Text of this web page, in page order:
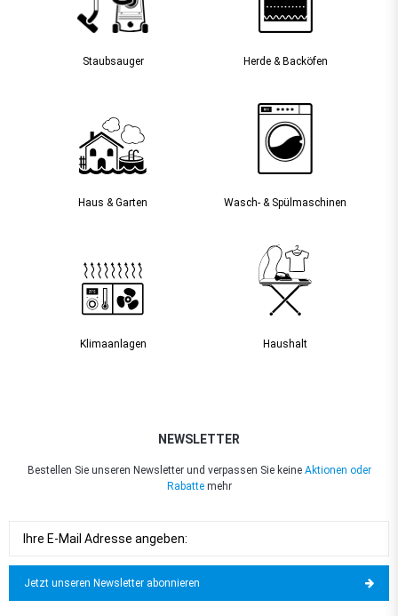
Staubsauger­ Herde & Backöfen
Haus & Garten Wasch- & Spülmaschinen
Klimaanlagen Haushalt
NEWSLETTER
Bestellen Sie unseren Newsletter und verpassen Sie keine Aktionen oder
Rabattemehr
Jetzt unseren Newsletter abonnieren